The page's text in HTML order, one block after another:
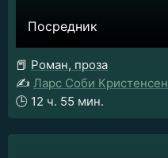
Посредник
📕 Роман, проза
✍️ Ларс Соби Кристенсен
🕒 12 ч. 55 мин.